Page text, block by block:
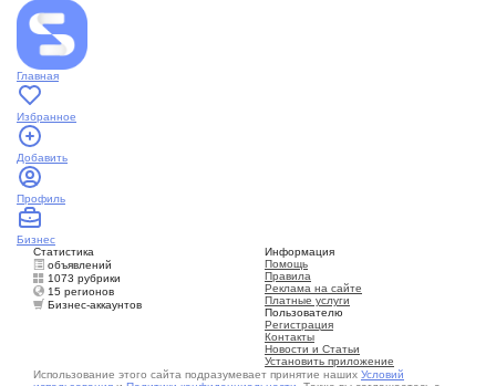
Главная
Избранное
Добавить
Профиль
Бизнес
Статистика
объявлений
1073 рубрики
15 регионов
Бизнес-аккаунтов
Информация
Помощь
Правила
Реклама на сайте
Платные услуги
Пользователю
Регистрация
Контакты
Новости и Статьи
Установить приложение
Использование этого сайта подразумевает принятие наших Условий